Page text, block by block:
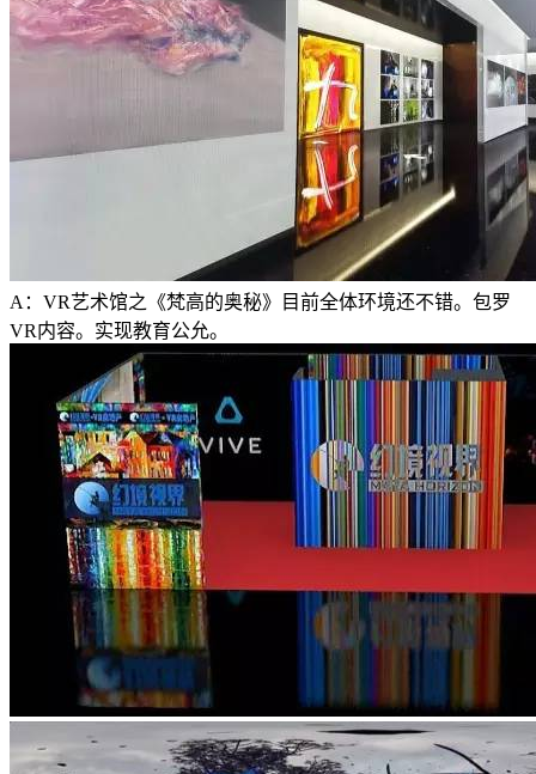
A：VR艺术馆之《梵高的奥秘》目前全体环境还不错。包罗
VR内容。实现教育公允。